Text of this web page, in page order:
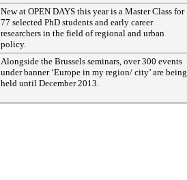
New at OPEN DAYS this year is a Master Class for
77 selected PhD students and early career
researchers in the field of regional and urban
policy.
Alongside the Brussels seminars, over 300 events
under banner ‘Europe in my region/ city’ are being
held until December 2013.